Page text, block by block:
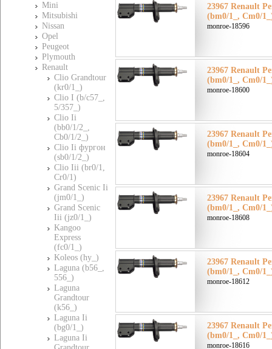
Mini
Mitsubishi
Nissan
Opel
Peugeot
Plymouth
Renault
Clio Grandtour
(kr0/1_)
Clio I (b/c57_,
5/357_)
Clio Ii
(bb0/1/2_,
Cb0/1/2_)
Clio Ii фургон
(sb0/1/2_)
Clio Iii (br0/1,
Cr0/1)
Grand Scenic Ii
(jm0/1_)
Grand Scenic
Iii (jz0/1_)
Kangoo
Express
(fc0/1_)
Koleos (hy_)
Laguna (b56_,
556_)
Laguna
Grandtour
(k56_)
Laguna Ii
(bg0/1_)
Laguna Ii
23967 Renault
(bm0/1_, Cm0/
monroe-18596
23967 Renault
(bm0/1_, Cm0/
monroe-18600
23967 Renault
(bm0/1_, Cm0/
monroe-18604
23967 Renault
(bm0/1_, Cm0/
monroe-18608
23967 Renault
(bm0/1_, Cm0/
monroe-18612
23967 Renault
(bm0/1_, Cm0/
monroe-18616